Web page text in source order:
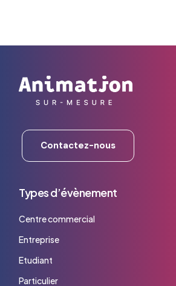
Contactez-nous
Types d’évènement
Centre commercial
Entreprise
Etudiant
Particulier